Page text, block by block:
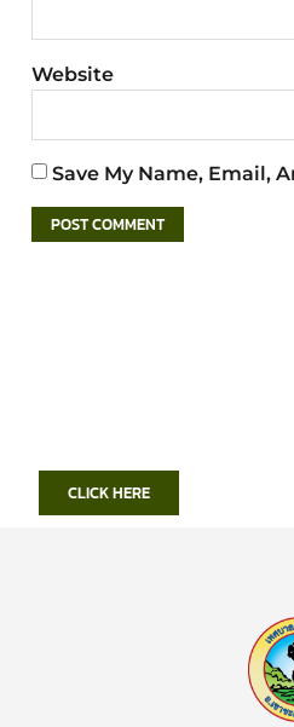
Website
Save My Name, Email,
CLICK HERE